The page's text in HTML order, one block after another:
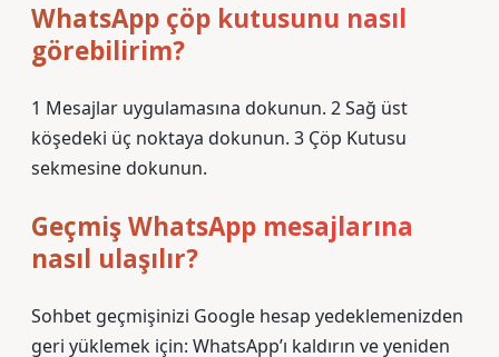
WhatsApp çöp kutusunu nasıl
görebilirim?
1 Mesajlar uygulamasına dokunun. 2 Sağ üst
köşedeki üç noktaya dokunun. 3 Çöp Kutusu
sekmesine dokunun.
Geçmiş WhatsApp mesajlarına
nasıl ulaşılır?
Sohbet geçmişinizi Google hesap yedeklemenizden
geri yüklemek için: WhatsApp’ı kaldırın ve yeniden